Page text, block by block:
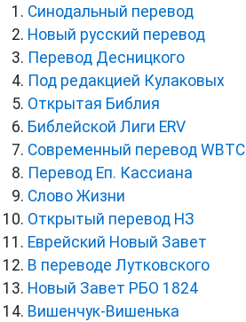
Синодальный перевод
Новый русский перевод
Перевод Десницкого
Под редакцией Кулаковых
Открытая Библия
Библейской Лиги ERV
Cовременный перевод WBTC
Перевод Еп. Кассиана
Слово Жизни
Открытый перевод НЗ
Еврейский Новый Завет
В переводе Лутковского
Новый Завет РБО 1824
Вишенчук-Вишенька